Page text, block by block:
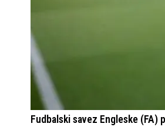
Fudbalski savez Engleske